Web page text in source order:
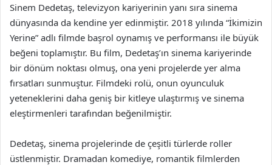
Sinem Dedetaş, televizyon kariyerinin yanı sıra sinema
dünyasında da kendine yer edinmiştir. 2018 yılında “İkimizin
Yerine” adlı filmde başrol oynamış ve performansı ile büyük
beğeni toplamıştır. Bu film, Dedetaş’ın sinema kariyerinde
bir dönüm noktası olmuş, ona yeni projelerde yer alma
fırsatları sunmuştur. Filmdeki rolü, onun oyunculuk
yeteneklerini daha geniş bir kitleye ulaştırmış ve sinema
eleştirmenleri tarafından beğenilmiştir.
Dedetaş, sinema projelerinde de çeşitli türlerde roller
üstlenmiştir. Dramadan komediye, romantik filmlerden